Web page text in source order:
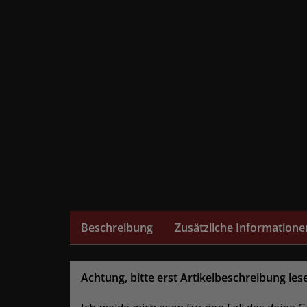
Beschreibung Zusätzliche
Achtung, bitte erst Artikelbeschreibung